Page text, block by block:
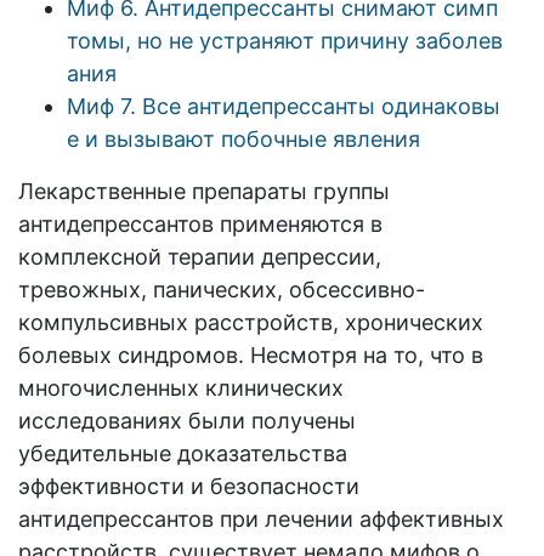
Миф 6. Антидепрессанты снимают симп
томы, но не устраняют причину заболев
ания
Миф 7. Все антидепрессанты одинаковы
е и вызывают побочные явления
Лекарственные препараты группы
антидепрессантов применяются в
комплексной терапии депрессии,
тревожных, панических, обсессивно-
компульсивных расстройств, хронических
болевых синдромов. Несмотря на то, что в
многочисленных клинических
исследованиях были получены
убедительные доказательства
эффективности и безопасности
антидепрессантов при лечении аффективных